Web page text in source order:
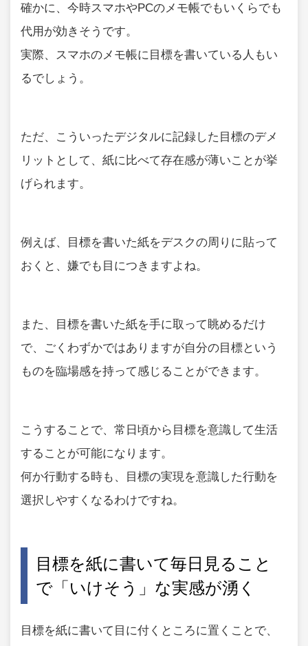
確かに、今時スマホやPCのメモ帳でもいくらでも
代用が効きそうです。
実際、スマホのメモ帳に目標を書いている人もい
るでしょう。
ただ、こういったデジタルに記録した目標のデメ
リットとして、紙に比べて存在感が薄いことが挙
げられます。
例えば、目標を書いた紙をデスクの周りに貼って
おくと、嫌でも目につきますよね。
また、目標を書いた紙を手に取って眺めるだけ
で、ごくわずかではありますが自分の目標という
ものを臨場感を持って感じることができます。
こうすることで、常日頃から目標を意識して生活
することが可能になります。
何か行動する時も、目標の実現を意識した行動を
選択しやすくなるわけですね。
目標を紙に書いて毎日見ること
で「いけそう」な実感が湧く
目標を紙に書いて目に付くところに置くことで、